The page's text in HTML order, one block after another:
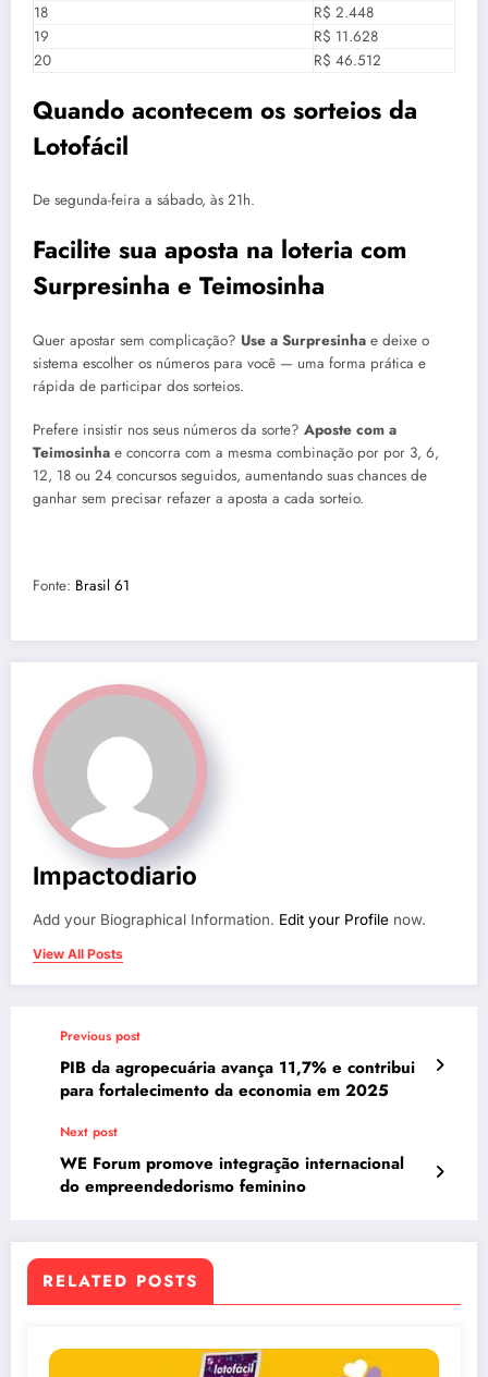
18
R$ 2.448
19
R$ 11.628
20
R$ 46.512
Quando acontecem os sorteios da
Lotofácil
De segunda-feira a sábado, às 21h.
Facilite sua aposta na loteria com
Surpresinha e Teimosinha
Quer apostar sem complicação? Use a Surpresinha e deixe o
sistema escolher os números para você — uma forma prática e
rápida de participar dos sorteios.
Prefere insistir nos seus números da sorte? Aposte com a
Teimosinha e concorra com a mesma combinação por por 3, 6,
12, 18 ou 24 concursos seguidos, aumentando suas chances de
ganhar sem precisar refazer a aposta a cada sorteio.
Fonte: Brasil 61
Impactodiario
Add your Biographical Information. Edit your Profile now.
View All Posts
Previous post
PIB da agropecuária avança 11,7% e contribui
para fortalecimento da economia em 2025
Next post
WE Forum promove integração internacional
do empreendedorismo feminino
RELATED POSTS